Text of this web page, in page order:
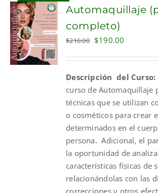
CART
Automaquillaje
completo)
$210.00 Original
$210.00.
$190.00
$190.00.
Descripción del Curso:
curso de Automaquillaje
técnicas que se utilizan
o cosméticos para crear
determinados en el
persona. Adicional, el
la oportunidad de
características físicas de
relacionándolas con las
correcciones y otros